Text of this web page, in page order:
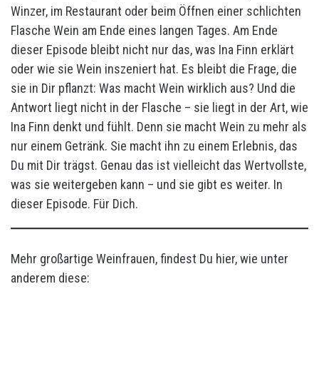
Winzer, im Restaurant oder beim Öffnen einer schlichten
Flasche Wein am Ende eines langen Tages. Am Ende
dieser Episode bleibt nicht nur das, was Ina Finn erklärt
oder wie sie Wein inszeniert hat. Es bleibt die Frage, die
sie in Dir pflanzt: Was macht Wein wirklich aus? Und die
Antwort liegt nicht in der Flasche – sie liegt in der Art, wie
Ina Finn denkt und fühlt. Denn sie macht Wein zu mehr als
nur einem Getränk. Sie macht ihn zu einem Erlebnis, das
Du mit Dir trägst. Genau das ist vielleicht das Wertvollste,
was sie weitergeben kann – und sie gibt es weiter. In
dieser Episode. Für Dich.
Mehr großartige Weinfrauen, findest Du hier, wie unter
anderem diese: